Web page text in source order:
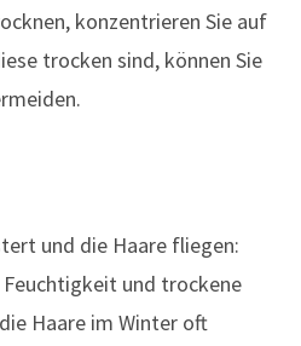
konzentrieren Sie auf
trocken sind, können Sie
und die Haare fliegen:
Feuchtigkeit und trockene
Haare im Winter oft